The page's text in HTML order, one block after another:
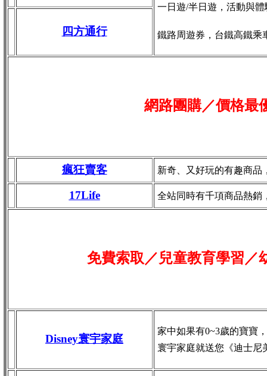
一日遊/半日遊，活動與
鐵路周遊券，台鐵高鐵乘
四方通行
網路團購／價格最
瘋狂賣客 新奇、又好玩的有趣商品
17Life 全站同時有千項商品熱銷
免費索取／兒童教育學習／
Disney寰宇家庭
家中如果有0~3歲的寶寶
寰宇家庭就送您《迪士尼